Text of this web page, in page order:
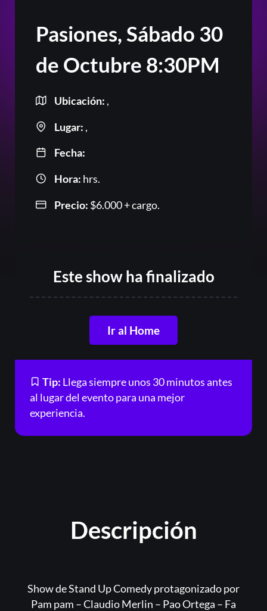
Pasiones, Sábado 30
de Octubre 8:30PM
Ubicación: ,
Lugar: ,
Fecha:
Hora: hrs.
Precio: $6.000+ cargo.
Este show ha finalizado
Ir al Home
Tip: Llega siempre unos 30 minutos antes
al lugar del evento para una mejor
experiencia.
Descripción
Show de Stand Up Comedy protagonizado por
Pam pam – Claudio Merlin – Pao Ortega – Fa
Acceder
¿Olvidaste la contraseña?
Registrarse